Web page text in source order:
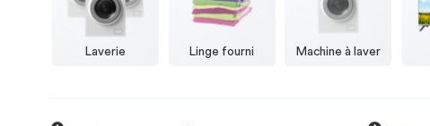
Laverie Linge fourni Machine à laver